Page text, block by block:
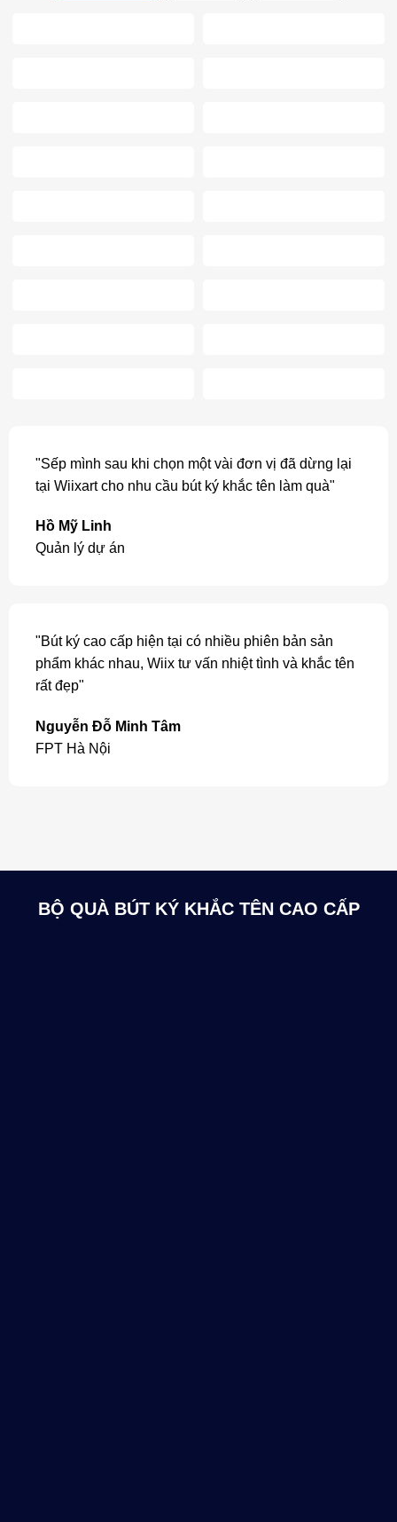
"Sếp mình sau khi chọn một vài đơn vị đã dừng lại
tại Wiixart cho nhu cầu bút ký khắc tên làm quà"
Hồ Mỹ Linh
Quản lý dự án
"Bút ký cao cấp hiện tại có nhiều phiên bản sản
phẩm khác nhau, Wiix tư vấn nhiệt tình và khắc tên
rất đẹp"
Nguyễn Đỗ Minh Tâm
FPT Hà Nội
BỘ QUÀ BÚT KÝ KHẮC TÊN CAO CẤP